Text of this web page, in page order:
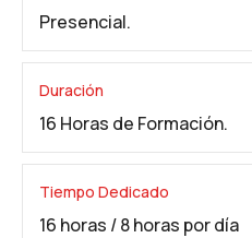
Presencial.
Duración
16 Horas de Formación.
Tiempo Dedicado
16 horas / 8 horas por día